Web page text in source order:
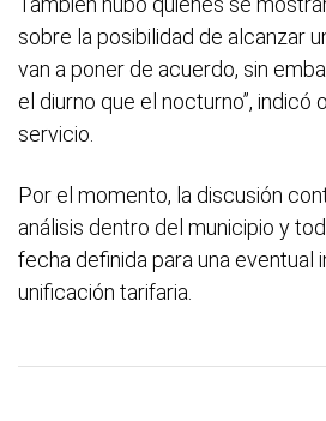
sobre la posibilidad de alcanzar
van a poner de acuerdo, sin
el diurno que el nocturno”, indicó
servicio.
Por el momento, la discusión
análisis dentro del municipio y
fecha definida para una eventual
unificación tarifaria.